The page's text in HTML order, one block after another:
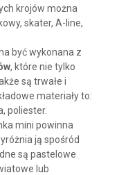
krojów można
skater, A-line,
być wykonana z
, które nie tylko
są trwałe i
materiały to:
poliester.
mini powinna
ją spośród
są pastelowe
lub